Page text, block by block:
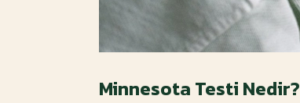
Minnesota Testi Nedir?